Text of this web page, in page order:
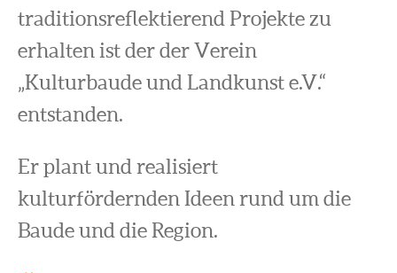
traditionsreflektierend Projekte zu
erhalten ist der der Verein
„Kulturbaude und Landkunst e.V.“
entstanden.
Er plant und realisiert
kulturfördernden Ideen rund um die
Baude und die Region.